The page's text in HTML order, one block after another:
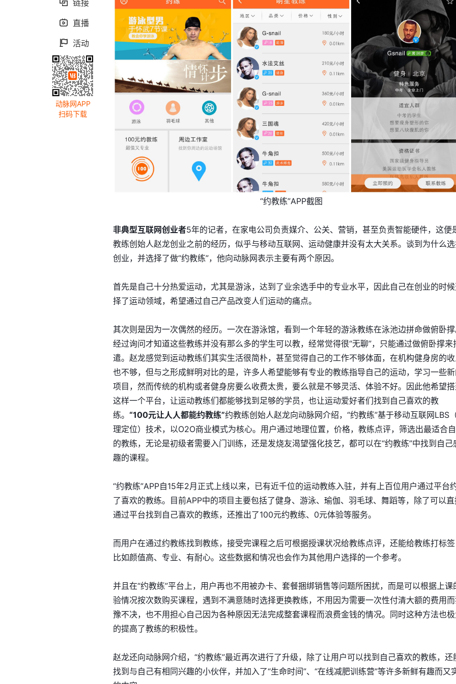
 链接
 直播
 活动
动脉网APP
扫码下载
“约教练”APP截图
非典型互联网创业者5年的记者，在家电公司负责媒介、公关、营销，甚至负责智能硬件，这便
教练创始人赵龙创业之前的经历，似乎与移动互联网、运动健康并没有太大关系。谈到为什么
创业，并选择了做“约教练”，他向动脉网表示主要有两个原因。
首先是自己十分热爱运动，尤其是游泳，达到了业余选手中的专业水平，因此自己在创业的时
择了运动领域，希望通过自己产品改变人们运动的痛点。
其次则是因为一次偶然的经历。一次在游泳馆，看到一个年轻的游泳教练在泳池边拼命做俯卧
经过询问才知道这些教练并没有那么多的学生可以教，经常觉得很“无聊”，只能通过做俯卧撑来
遣。赵龙感觉到运动教练们其实生活很简朴，甚至觉得自己的工作不够体面，在机构健身房的
也不够，但与之形成鲜明对比的是，许多人希望能够有专业的教练指导自己的运动，学习一些
项目，然而传统的机构或者健身房要么收费太贵，要么就是不够灵活、体验不好。因此他希望
这样一个平台，让运动教练们都能够找到足够的学员，也让运动爱好者们找到自己喜欢的教
练。 “100元让人人都能约教练”约教练创始人赵龙向动脉网介绍，“约教练”基于移动互联网LBS
理定位）技术，以O2O商业模式为核心。用户通过地理位置，价格，教练点评，筛选出最适合
的教练，无论是初级者需要入门训练，还是发烧友渴望强化技艺，都可以在“约教练”中找到自己
趣的课程。
“约教练”APP自15年2月正式上线以来，已有近千位的运动教练入驻，并有上百位用户通过平台
了喜欢的教练。目前APP中的项目主要包括了健身、游泳、瑜伽、羽毛球、舞蹈等，除了可以
通过平台找到自己喜欢的教练，还推出了100元约教练、0元体验等服务。
而用户在通过约教练找到教练，接受完课程之后可根据授课状况给教练点评，还能给教练打标
比如颜值高、专业、有耐心。这些数据和情况也会作为其他用户选择的一个参考。
并且在“约教练”平台上，用户再也不用被办卡、套餐捆绑销售等问题所困扰，而是可以根据上课
验情况按次数购买课程，遇到不满意随时选择更换教练，不用因为需要一次性付清大额的费用
豫不决，也不用担心自己因为各种原因无法完成整套课程而浪费金钱的情况。同时这种方法也
的提高了教练的积极性。
赵龙还向动脉网介绍，“约教练”最近再次进行了升级，除了让用户可以找到自己喜欢的教练，还
找到与自己有相同兴趣的小伙伴，并加入了“生命时间”、“在线减肥训练营”等许多新鲜有趣而又